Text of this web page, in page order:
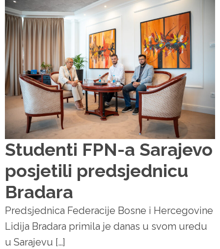
Studenti FPN-a Sarajevo
posjetili predsjednicu
Bradara
Predsjednica Federacije Bosne i Hercegovine
Lidija Bradara primila je danas u svom uredu
u Sarajevu […]